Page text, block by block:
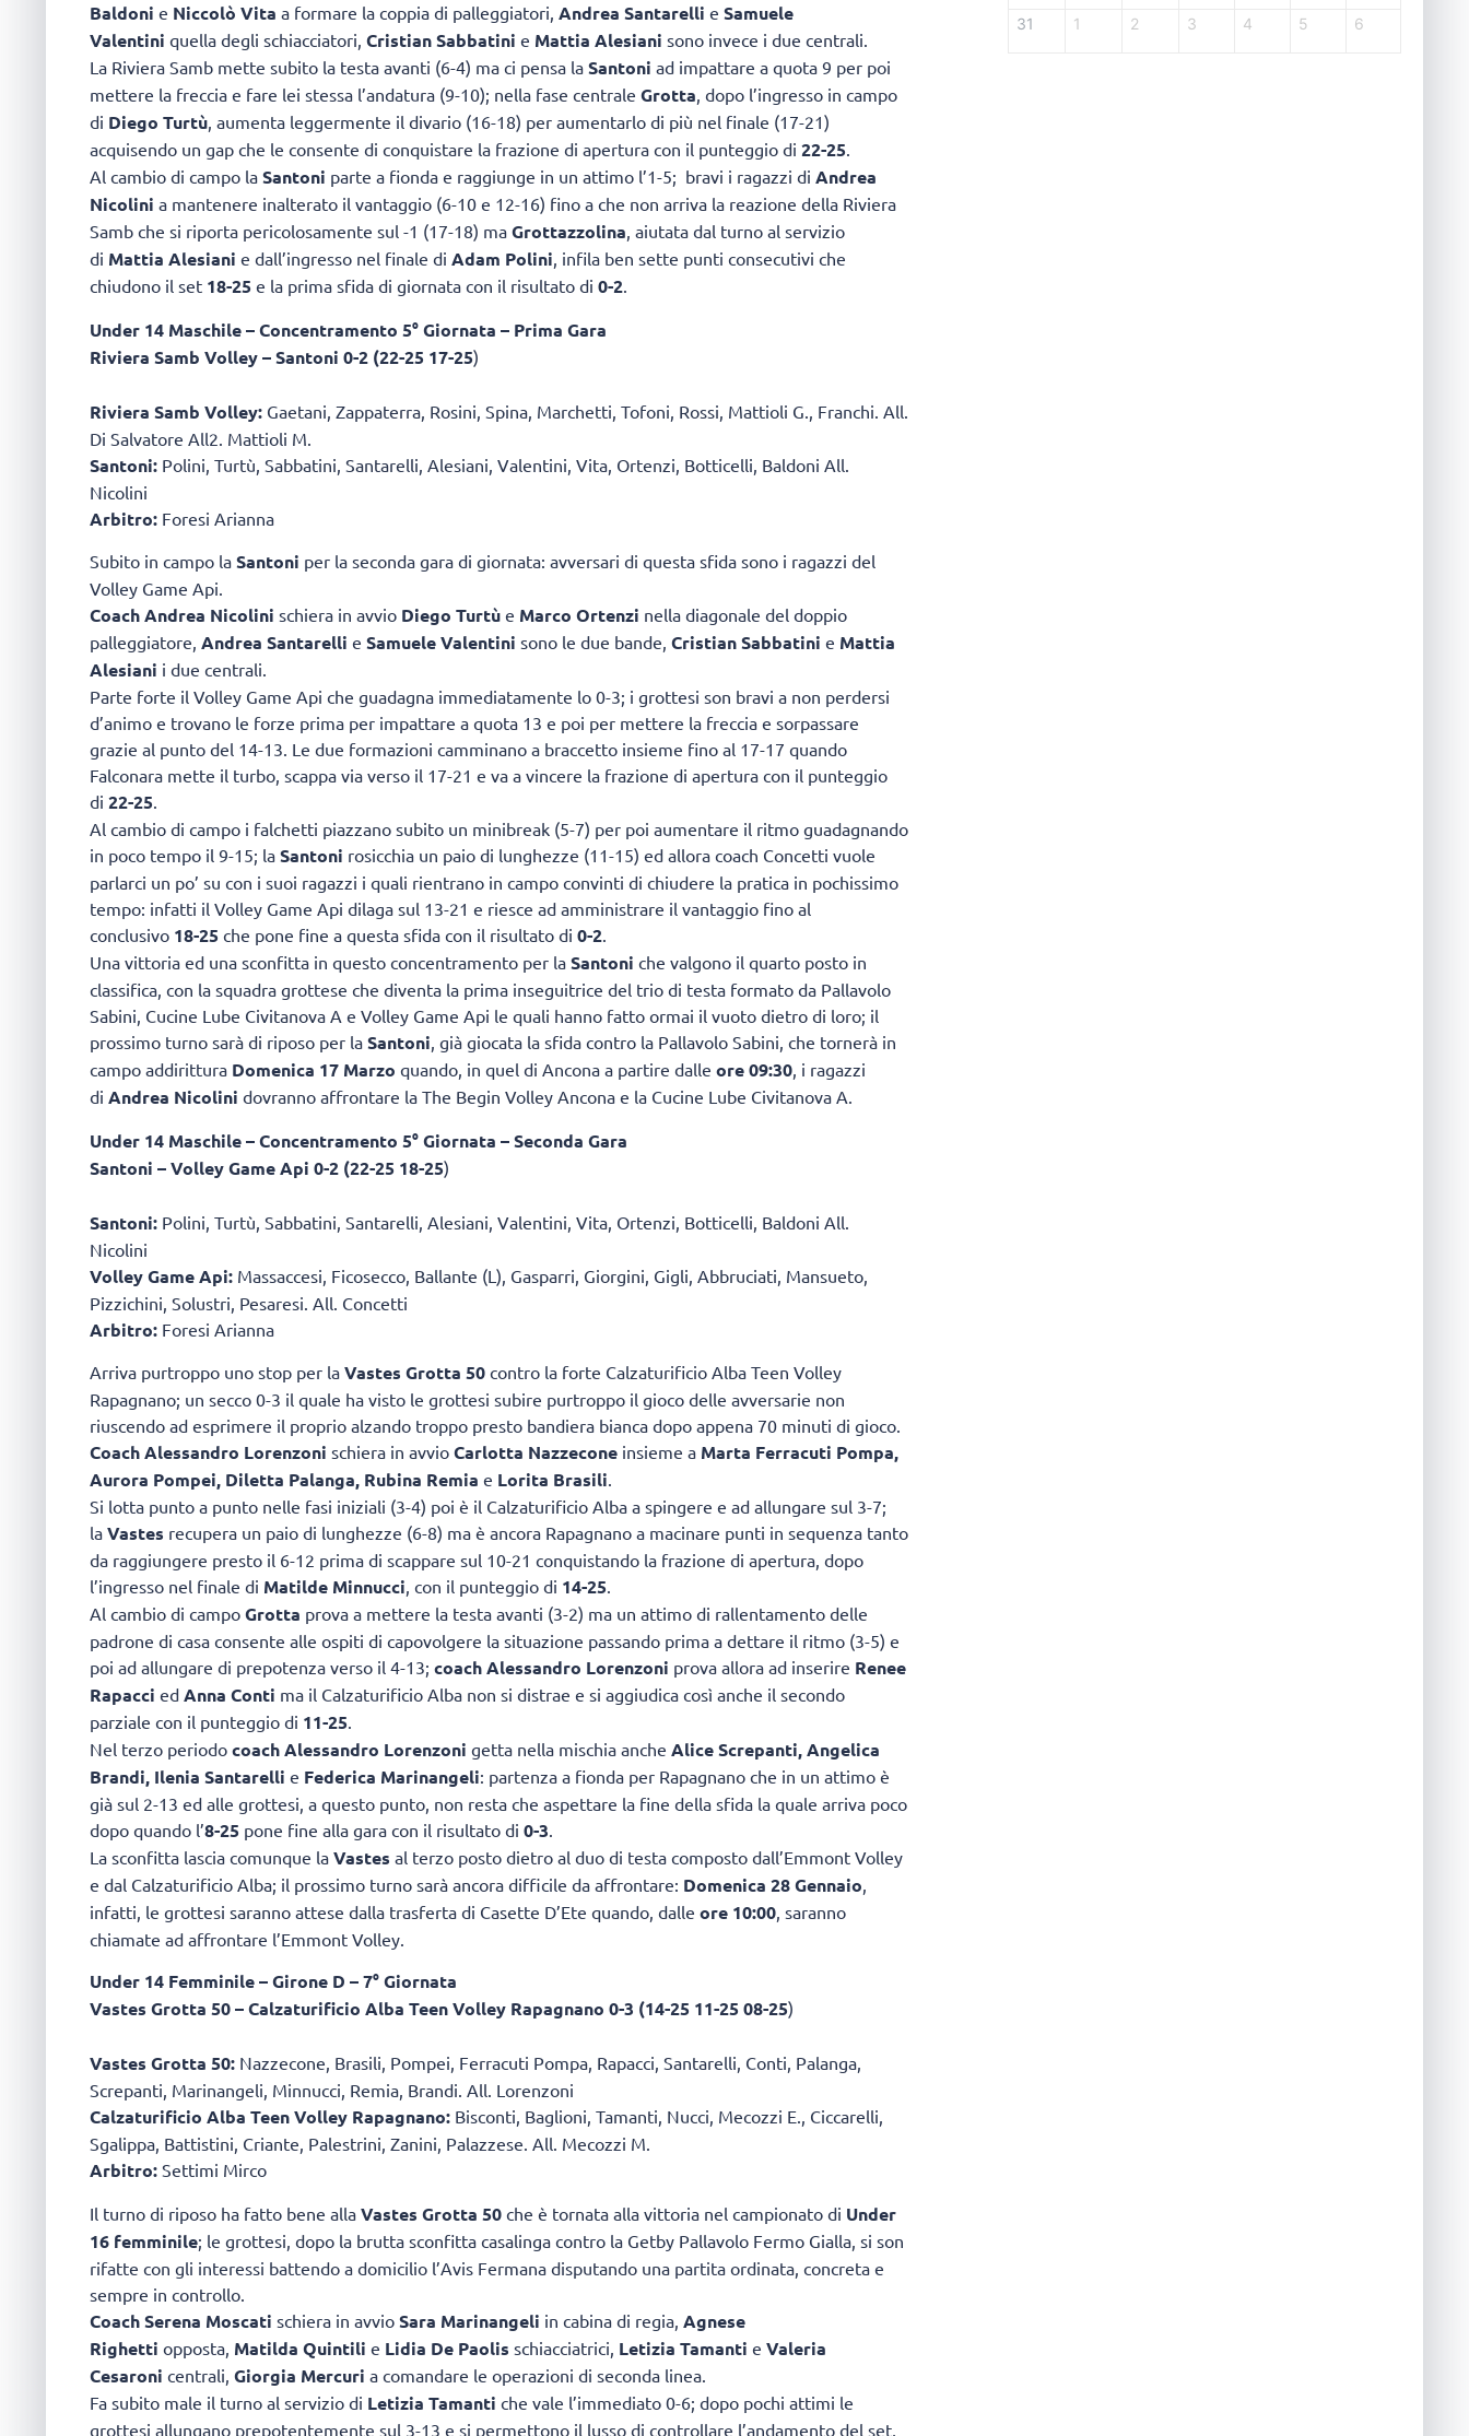
Baldoni e Niccolò Vita a formare la coppia di palleggiatori, Andrea Santarelli e Samuele
Valentini quella degli schiacciatori, Cristian Sabbatini e Mattia Alesiani sono invece i due centrali.
La Riviera Samb mette subito la testa avanti (6-4) ma ci pensa la Santoni ad impattare a quota 9 per poi
mettere la freccia e fare lei stessa l’andatura (9-10); nella fase centrale Grotta, dopo l’ingresso in campo
di Diego Turtù, aumenta leggermente il divario (16-18) per aumentarlo di più nel finale (17-21)
acquisendo un gap che le consente di conquistare la frazione di apertura con il punteggio di 22-25.
Al cambio di campo la Santoni parte a fionda e raggiunge in un attimo l’1-5; bravi i ragazzi di Andrea
Nicolini a mantenere inalterato il vantaggio (6-10 e 12-16) fino a che non arriva la reazione della Riviera
Samb che si riporta pericolosamente sul -1 (17-18) ma Grottazzolina, aiutata dal turno al servizio
di Mattia Alesiani e dall’ingresso nel finale di Adam Polini, infila ben sette punti consecutivi che
chiudono il set 18-25 e la prima sfida di giornata con il risultato di 0-2.
Under 14 Maschile – Concentramento 5° Giornata – Prima Gara
Riviera Samb Volley – Santoni 0-2 (22-25 17-25)
Riviera Samb Volley: Gaetani, Zappaterra, Rosini, Spina, Marchetti, Tofoni, Rossi, Mattioli G., Franchi. All.
Di Salvatore All2. Mattioli M.
Santoni: Polini, Turtù, Sabbatini, Santarelli, Alesiani, Valentini, Vita, Ortenzi, Botticelli, Baldoni All.
Nicolini
Arbitro: Foresi Arianna
Subito in campo la Santoni per la seconda gara di giornata: avversari di questa sfida sono i ragazzi del
Volley Game Api.
Coach Andrea Nicolini schiera in avvio Diego Turtù e Marco Ortenzi nella diagonale del doppio
palleggiatore, Andrea Santarelli e Samuele Valentini sono le due bande, Cristian Sabbatini e Mattia
Alesiani i due centrali.
Parte forte il Volley Game Api che guadagna immediatamente lo 0-3; i grottesi son bravi a non perdersi
d’animo e trovano le forze prima per impattare a quota 13 e poi per mettere la freccia e sorpassare
grazie al punto del 14-13. Le due formazioni camminano a braccetto insieme fino al 17-17 quando
Falconara mette il turbo, scappa via verso il 17-21 e va a vincere la frazione di apertura con il punteggio
di 22-25.
Al cambio di campo i falchetti piazzano subito un minibreak (5-7) per poi aumentare il ritmo guadagnando
in poco tempo il 9-15; la Santoni rosicchia un paio di lunghezze (11-15) ed allora coach Concetti vuole
parlarci un po’ su con i suoi ragazzi i quali rientrano in campo convinti di chiudere la pratica in pochissimo
tempo: infatti il Volley Game Api dilaga sul 13-21 e riesce ad amministrare il vantaggio fino al
conclusivo 18-25 che pone fine a questa sfida con il risultato di 0-2.
Una vittoria ed una sconfitta in questo concentramento per la Santoni che valgono il quarto posto in
classifica, con la squadra grottese che diventa la prima inseguitrice del trio di testa formato da Pallavolo
Sabini, Cucine Lube Civitanova A e Volley Game Api le quali hanno fatto ormai il vuoto dietro di loro; il
prossimo turno sarà di riposo per la Santoni, già giocata la sfida contro la Pallavolo Sabini, che tornerà in
campo addirittura Domenica 17 Marzo quando, in quel di Ancona a partire dalle ore 09:30, i ragazzi
di Andrea Nicolini dovranno affrontare la The Begin Volley Ancona e la Cucine Lube Civitanova A.
Under 14 Maschile – Concentramento 5° Giornata – Seconda Gara
Santoni – Volley Game Api 0-2 (22-25 18-25)
Santoni: Polini, Turtù, Sabbatini, Santarelli, Alesiani, Valentini, Vita, Ortenzi, Botticelli, Baldoni All.
Nicolini
Volley Game Api: Massaccesi, Ficosecco, Ballante (L), Gasparri, Giorgini, Gigli, Abbruciati, Mansueto,
Pizzichini, Solustri, Pesaresi. All. Concetti
Arbitro: Foresi Arianna
Arriva purtroppo uno stop per la Vastes Grotta 50 contro la forte Calzaturificio Alba Teen Volley
Rapagnano; un secco 0-3 il quale ha visto le grottesi subire purtroppo il gioco delle avversarie non
riuscendo ad esprimere il proprio alzando troppo presto bandiera bianca dopo appena 70 minuti di gioco.
Coach Alessandro Lorenzoni schiera in avvio Carlotta Nazzecone insieme a Marta Ferracuti Pompa,
Aurora Pompei, Diletta Palanga, Rubina Remia e Lorita Brasili
Si lotta punto a punto nelle fasi iniziali (3-4) poi è il Calzaturificio Alba a spingere e ad allungare sul 3-7;
la Vastes recupera un paio di lunghezze (6-8) ma è ancora Rapagnano a macinare punti in sequenza tanto
da raggiungere presto il 6-12 prima di scappare sul 10-21 conquistando la frazione di apertura, dopo
l’ingresso nel finale di Matilde Minnucci , con il punteggio di 14-25
Al cambio di campo Grotta prova a mettere la testa avanti (3-2) ma un attimo di rallentamento delle
padrone di casa consente alle ospiti di capovolgere la situazione passando prima a dettare il ritmo (3-5) e
poi ad allungare di prepotenza verso il 4-13; coach Alessandro Lorenzoni prova allora ad inserire Renee
Rapacci ed Anna Conti ma il Calzaturificio Alba non si distrae e si aggiudica così anche il secondo
parziale con il punteggio di 11-25
Nel terzo periodo coach Alessandro Lorenzoni getta nella mischia anche Alice Screpanti, Angelica
Brandi, Ilenia Santarelli e Federica Marinangeli: partenza a fionda per Rapagnano che in un attimo è
già sul 2-13 ed alle grottesi, a questo punto, non resta che aspettare la fine della sfida la quale arriva poco
dopo quando l’8-25 pone fine alla gara con il risultato di 0-3
La sconfitta lascia comunque la Vastes al terzo posto dietro al duo di testa composto dall’Emmont Volley
e dal Calzaturificio Alba; il prossimo turno sarà ancora difficile da affrontare: Domenica 28 Gennaio
infatti, le grottesi saranno attese dalla trasferta di Casette D’Ete quando, dalle ore 10:00 , saranno
chiamate ad affrontare l’Emmont Volley.
Under 14 Femminile – Girone D – 7° Giornata
Vastes Grotta 50 – Calzaturificio Alba Teen Volley Rapagnano 0-3 (14-25 11-25 08-25)
Vastes Grotta 50: Nazzecone, Brasili, Pompei, Ferracuti Pompa, Rapacci, Santarelli, Conti, Palanga,
Screpanti, Marinangeli, Minnucci, Remia, Brandi. All. Lorenzoni
Calzaturificio Alba Teen Volley Rapagnano: Bisconti, Baglioni, Tamanti, Nucci, Mecozzi E., Ciccarelli,
Sgalippa, Battistini, Criante, Palestrini, Zanini, Palazzese. All. Mecozzi M.
Arbitro: Settimi Mirco
Il turno di riposo ha fatto bene alla Vastes Grotta 50 che è tornata alla vittoria nel campionato di Under
16 femminile; le grottesi, dopo la brutta sconfitta casalinga contro la Getby Pallavolo Fermo Gialla, si son
rifatte con gli interessi battendo a domicilio l’Avis Fermana disputando una partita ordinata, concreta e
sempre in controllo.
Coach Serena Moscati schiera in avvio Sara Marinangeli in cabina di regia, Agnese
Righetti opposta, Matilda Quintili e Lidia De Paolis schiacciatrici, Letizia Tamanti e Valeria
Cesaroni centrali, Giorgia Mercuri a comandare le operazioni di seconda linea.
Fa subito male il turno al servizio di Letizia Tamanti che vale l’immediato 0-6; dopo pochi attimi le
grottesi allungano prepotentemente sul 3-13 e si permettono il lusso di controllare l’andamento del set,
31 1 2 3 4 5 6